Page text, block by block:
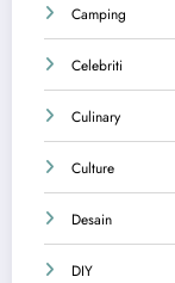
Camping
Celebriti
Culinary
Culture
Desain
DIY